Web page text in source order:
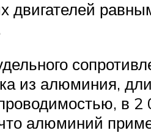
двигателей
из алюминия,
в
алюминий